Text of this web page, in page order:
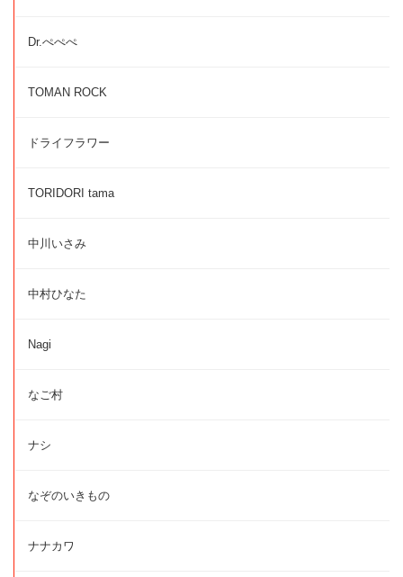
Dr.ぺぺぺ
TOMAN ROCK
ドライフラワー
TORIDORI tama
中川いさみ
中村ひなた
Nagi
なご村
ナシ
なぞのいきもの
ナナカワ